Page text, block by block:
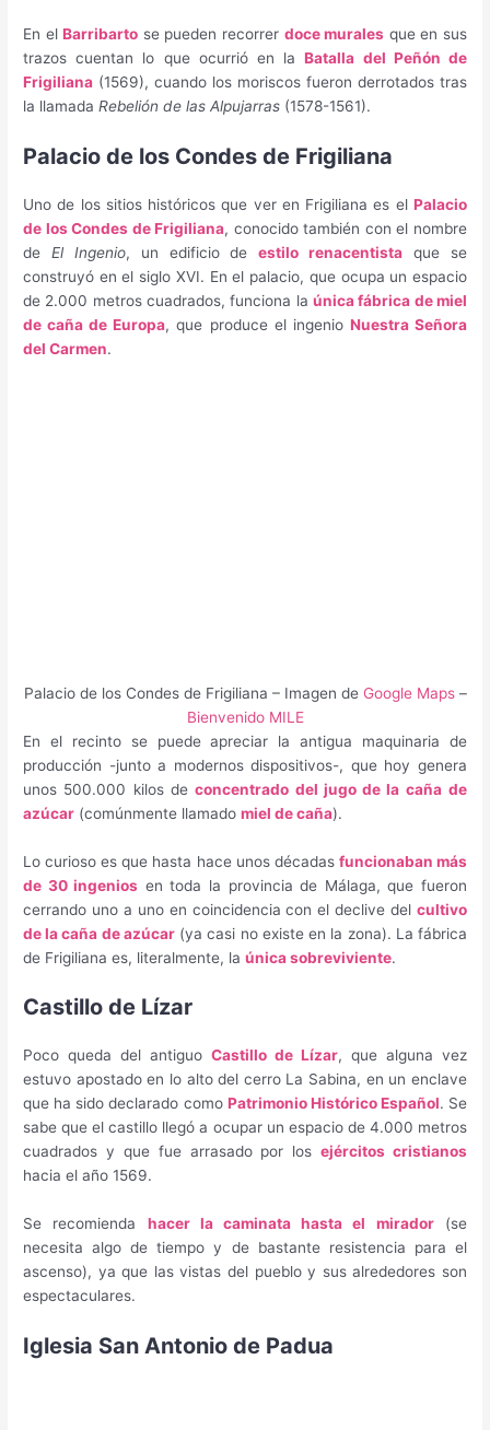
En elBarribarto se pueden recorrer doce murales que en sus
trazos cuentan lo que ocurrió en laBatalla del Peñón de
Frigiliana (1569), cuando los moriscos fueron derrotados tras
la llamadaRebelión de las Alpujarras (1578-1561).
Palacio de los Condes de Frigiliana
Uno de los sitios históricos que ver en Frigiliana es el Palacio
de los Condes de Frigiliana, conocido también con el nombre
de El Ingenio, un edificio deestilo renacentista que se
construyó en el siglo XVI. En el palacio, que ocupa un espacio
de 2.000 metros cuadrados, funciona la única fábrica de miel
de caña de Europa, que produce el ingenio Nuestra Señora
del Carmen.
Palacio de los Condes de Frigiliana – Imagen de Google Maps–
Bienvenido MILE
En el recinto se puede apreciar la antigua maquinaria de
producción -junto a modernos dispositivos-, que hoy genera
unos 500.000 kilos deconcentrado del jugo de la caña de
azúcar (comúnmente llamadomiel de caña).
Lo curioso es que hasta hace unos décadas funcionaban más
de 30 ingenios en toda la provincia de Málaga, que fueron
cerrando uno a uno en coincidencia con el declive del cultivo
de la caña de azúcar(ya casi no existe en la zona). La fábrica
de Frigiliana es, literalmente, laúnica sobreviviente.
Castillo de Lízar
Poco queda del antiguoCastillo de Lízar, que alguna vez
estuvo apostado en lo alto del cerro La Sabina, en un enclave
que ha sido declarado como Patrimonio Histórico Español. Se
sabe que el castillo llegó a ocupar un espacio de 4.000 metros
cuadrados y que fue arrasado por losejércitos cristianos
hacia el año 1569.
Se recomienda hacer la caminata hasta el mirador(se
necesita algo de tiempo y de bastante resistencia para el
ascenso), ya que las vistas del pueblo y sus alrededores son
espectaculares.
Iglesia San Antonio de Padua